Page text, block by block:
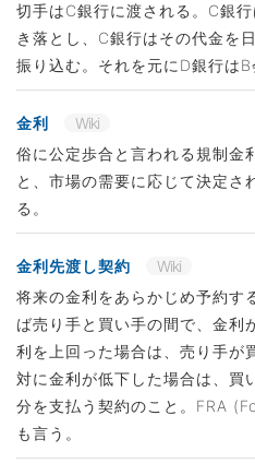
切手はC銀行に渡される。C銀
き落とし、C銀行はその代金を
振り込む。それを元にD銀行は
金利
Wiki
俗に公定歩合と言われる規制金
と、市場の需要に応じて決定さ
る。
金利先渡し契約
Wiki
将来の金利をあらかじめ予約す
ば売り手と買い手の間で、金利
利を上回った場合は、売り手が
対に金利が低下した場合は、買
分を支払う契約のこと。FRA
も言う。